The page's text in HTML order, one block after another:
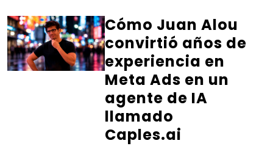
Cómo Juan Alou
convirtió años de
experiencia en
Meta Ads en un
agente de IA
llamado
Caples.ai